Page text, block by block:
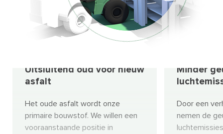
Uitsluitend oud voor nieuw
asfalt
Het oude asfalt wordt onze
primaire bouwstof. We willen een
vooraanstaande positie in
Minder
Door een
nemen de